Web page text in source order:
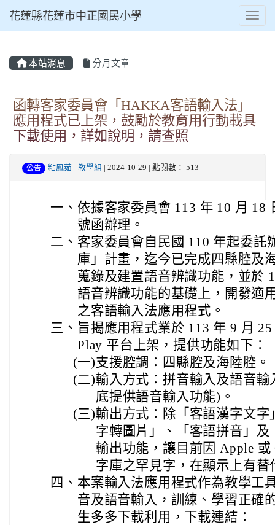
花蓮縣花蓮市中正國民小學
本站消息 分月文章
函轉客家委員會「HAKKA客語輸入法」
應用程式已上架，鼓勵於教育用行動載具
下載使用，詳如說明，請查照
公告 粘鳳茹 - 教學組 | 2024-10-29 | 點閱數： 513
一、 依據客家委員會 113 年 10 月 18
號函辦理。
二、 客家委員會自民國 110 年起委託
庫」計畫，迄今已完成四縣腔及
蒐錄及建置語音辨識功能，並於
語音辨識功能的基礎上，開發適
之客語輸入法應用程式。
三、 旨揭應用程式業於 113 年 9 月
Play 平台上架，提供功能如下：
(一)支援腔調：四縣腔及海陸腔。
(二)輸入方式：拼音輸入及語音
底提供語音輸入功能)。
(三)輸出方式：除「客語漢字文
字轉圖片」、「客語拼音」
輸出功能，讓目前因 Apple
字庫之罕見字，在顯示上有替
四、 本案輸入法應用程式作為教學工
音及語音輸入，訓練、學習正確
生多多下載利用，下載連結：